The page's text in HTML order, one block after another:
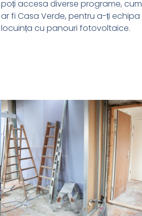
poți accesa diverse programe, cum
ar fi Casa Verde, pentru a-ți echipa
locuința cu panouri fotovoltaice.